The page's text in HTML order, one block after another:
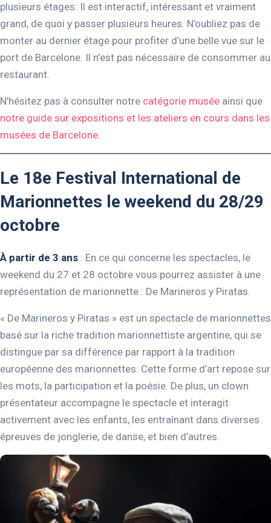
plusieurs étages. Il est interactif, intéressant et vraiment
grand, de quoi y passer plusieurs heures. N’oubliez pas de
monter au dernier étage pour profiter d’une belle vue sur le
port de Barcelone. Il n’est pas nécessaire de consommer au
restaurant.
N’hésitez pas à consulter notre catégorie musée ainsi que
notre guide sur expositions et les ateliers en cours dans les
musées de Barcelone.
Le 18e Festival International de
Marionnettes le weekend du 28/29
octobre
À partir de 3 ans : En ce qui concerne les spectacles, le
weekend du 27 et 28 octobre vous pourrez assister à une
représentation de marionnette : De Marineros y Piratas.
« De Marineros y Piratas » est un spectacle de marionnettes
basé sur la riche tradition marionnettiste argentine, qui se
distingue par sa différence par rapport à la tradition
européenne des marionnettes. Cette forme d’art repose sur
les mots, la participation et la poésie. De plus, un clown
présentateur accompagne le spectacle et interagit
activement avec les enfants, les entraînant dans diverses
épreuves de jonglerie, de danse, et bien d’autres.